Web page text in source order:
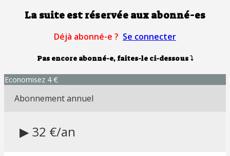
La suite est réservée aux abonné-es
Déjà abonné-e ? Se connecter
Pas encore abonné-e, faites-le ci-dessous⤵
Economisez 4 €
Abonnement annuel
▶ 32 €/an